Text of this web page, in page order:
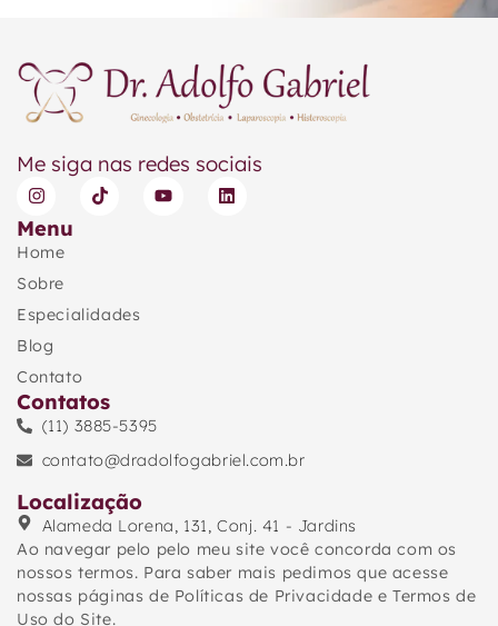
Me siga nas redes sociais
Menu
Home
Sobre
Especialidades
Blog
Contato
Contatos
(11) 3885-5395
contato@dradolfogabriel.com.br
Localização
Alameda Lorena, 131, Conj. 41 - Jardins
Ao navegar pelo pelo meu site você concorda com os
nossos termos. Para saber mais pedimos que acesse
nossas páginas de Políticas de Privacidade e Termos de
Uso do Site.